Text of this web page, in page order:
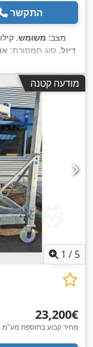
התקשר
מצב: משומש,
דיזל, סוג תמסורת:
מודעה קטנה
1 / 5
‏23,200 ‏€
מחיר קבוע בתוספת מע"מ